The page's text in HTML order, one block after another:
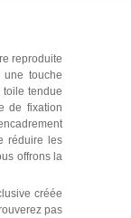
reproduite
touche
toile tendue
de fixation
réduire les
offrons la
créée
pas